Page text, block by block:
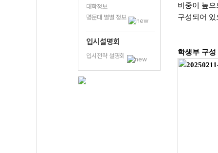
대학정보
명문대 별별 정보
입시설명회
입시전략 설명회
비중이 높
구성되어
학생부 구성